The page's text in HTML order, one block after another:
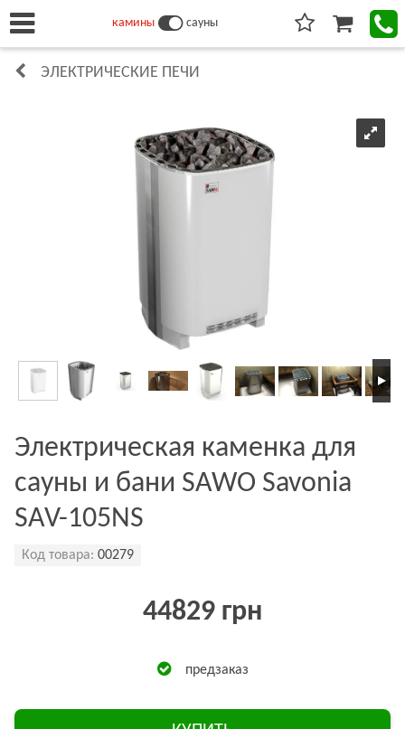
камины сауны
ЭЛЕКТРИЧЕСКИЕ ПЕЧИ
Электрическая каменка для
сауны и бани SAWO Savonia
SAV-105NS
Код товара: 00279
44829 грн
предзаказ